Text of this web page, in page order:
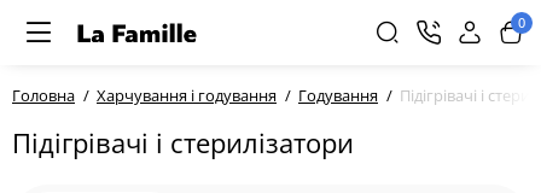
0
Головна Харчування і годування Годування Підігрівачі і
Підігрівачі і стерилізатори